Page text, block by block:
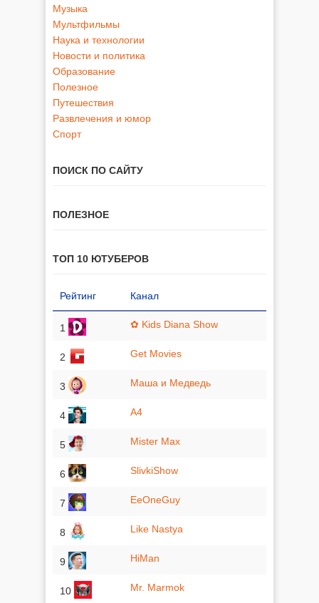
Музыка
Мультфильмы
Наука и технологии
Новости и политика
Образование
Полезное
Путешествия
Развлечения и юмор
Спорт
ПОИСК ПО САЙТУ
ПОЛЕЗНОЕ
ТОП 10 ЮТУБЕРОВ
Рейтинг Канал
1 ✿ Kids Diana Show
2 Get Movies
3 Маша и Медведь
4 A4
5 Mister Max
6 SlivkiShow
7 EeOneGuy
8 Like Nastya
9 HiMan
10 Mr. Marmok